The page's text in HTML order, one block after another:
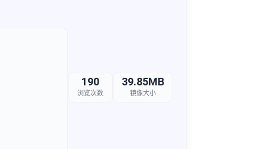
190
浏览次数
39.85MB
镜像大小